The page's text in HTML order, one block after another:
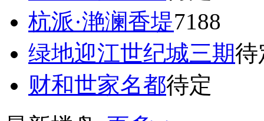
杭派·滟澜香堤7188
绿地迎江世纪城三期待
财和世家名都待定